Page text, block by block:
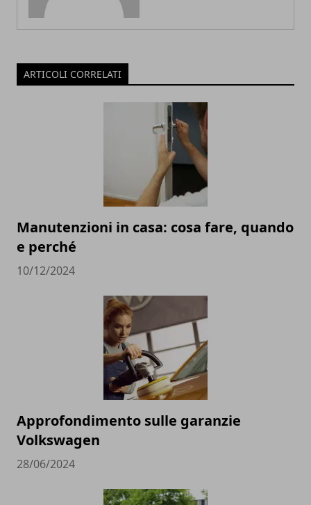
ARTICOLI CORRELATI
Manutenzioni in casa: cosa fare, quando
e perché
10/12/2024
Approfondimento sulle garanzie
Volkswagen
28/06/2024